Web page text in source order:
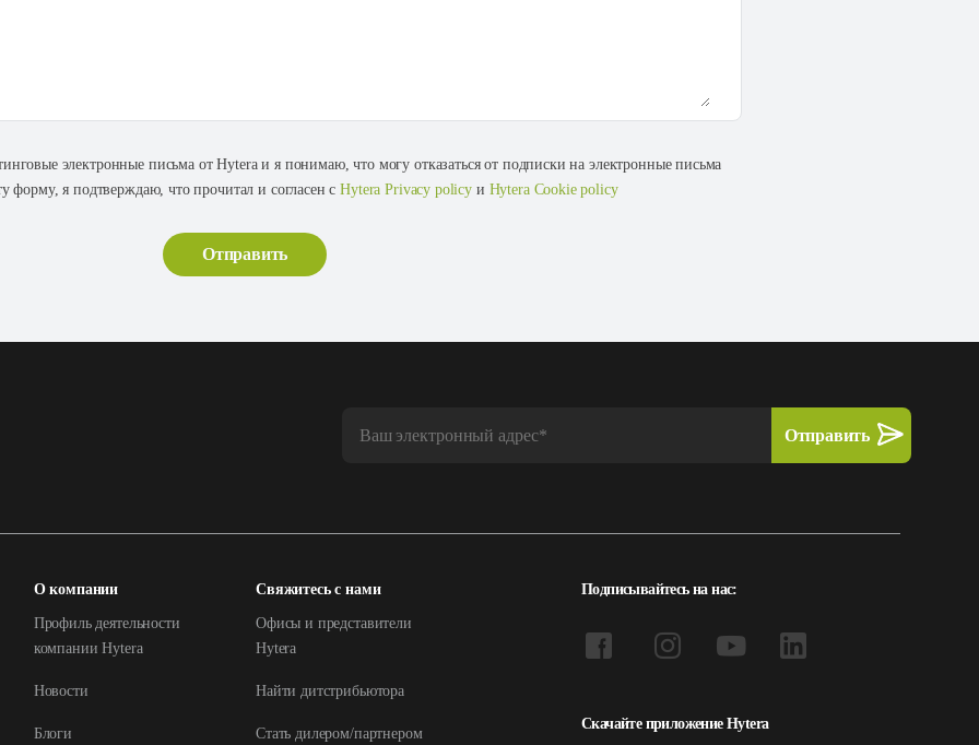
электронные письма от Hytera и я понимаю, что могу отказаться от подписки на электронные письма
форму, я подтверждаю, что прочитал и согласен сHytera Privacy policy и Hytera Cookie policy
О компании
Профиль деятельности
компании Hytera
Новости
Блоги
Свяжитесь с нами
Офисы и представители
Hytera
Найти дитстрибьютора
Стать дилером/партнером
Подписывайтесь на нас:
Скачайте приложение Hytera